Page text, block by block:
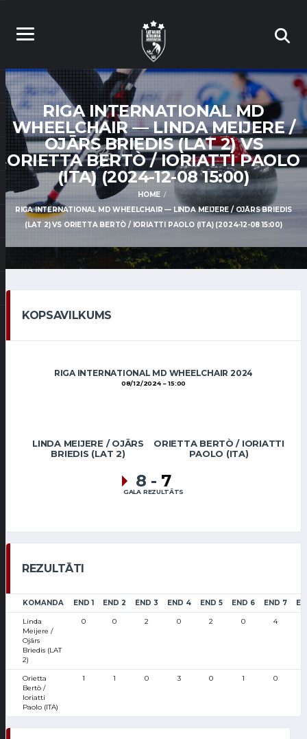
RIGA INTERNATIONAL MD
WHEELCHAIR — LINDA MEIJERE /
OJĀRS BRIEDIS (LAT 2) VS
ORIETTA BERTÒ / IORIATTI PAOLO
(ITA) (2024-12-08 15:00)
HOME
RIGA INTERNATIONAL MD WHEELCHAIR — LINDA MEIJERE / OJĀRS BRIEDIS
(LAT 2) VS ORIETTA BERTÒ / IORIATTI PAOLO (ITA) (2024-12-08 15:00)
KOPSAVILKUMS
RIGA INTERNATIONAL MD WHEELCHAIR 2024
08/12/2024 15:00
LINDA MEIJERE / OJĀRS
BRIEDIS (LAT 2)
ORIETTA BERTÒ / IORIATTI
PAOLO (ITA)
8 - 7
GALA REZULTĀTS
REZULTĀTI
KOMANDA END 1 END 2 END 3 END 4 END 5 END 6 END 7
Linda
Meijere /
Ojārs
Briedis (LAT
2)
0 0 2 0 2 0 4
Orietta
Bertò /
Ioriatti
Paolo (ITA)
1 1 0 3 0 1 0